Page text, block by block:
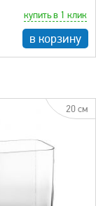
купить в 1 клик
в корзину
20 см